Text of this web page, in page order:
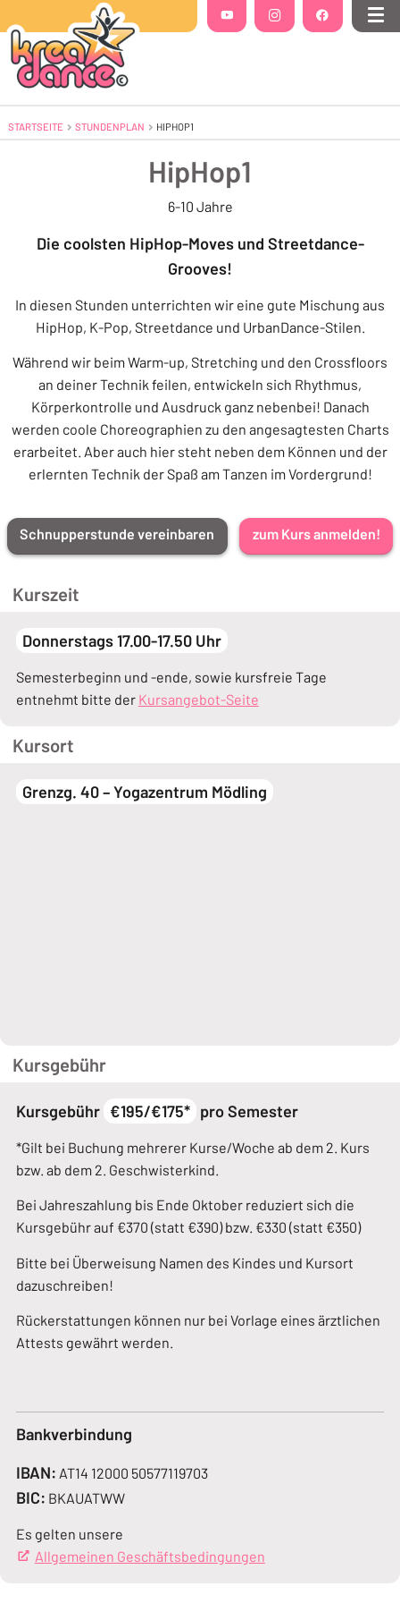
YouTube(Öffnet in einem neuen Tab oder
Instagram(Öffnet in einem neuen
Facebook(Öffnet in
STARTSEITE STUNDENPLAN AKTUELL: HIPHOP1
HIPHOP1
HipHop1
6-10 Jahre
Die coolsten HipHop-Moves und Streetdance-
Grooves!
In diesen Stunden unterrichten wir eine gute Mischung aus
HipHop, K-Pop, Streetdance und UrbanDance-Stilen.
Während wir beim Warm-up, Stretching und den Crossfloors
an deiner Technik feilen, entwickeln sich Rhythmus,
Körperkontrolle und Ausdruck ganz nebenbei! Danach
werden coole Choreographien zu den angesagtesten Charts
erarbeitet. Aber auch hier steht neben dem Können und der
erlernten Technik der Spaß am Tanzen im Vordergrund!
Schnupperstunde vereinbaren zum Kurs anmelden!
Kurszeit
Donnerstags 17.00-17.50 Uhr
Semesterbeginn und -ende, sowie kursfreie Tage
entnehmt bitte der Kursangebot-Seite
Kursort
Grenzg. 40 – Yogazentrum Mödling
Kursgebühr
Kursgebühr €195/€175* pro Semester
*Gilt bei Buchung mehrerer Kurse/Woche ab dem 2. Kurs
bzw. ab dem 2. Geschwisterkind.
Bei Jahreszahlung bis Ende Oktober reduziert sich die
Kursgebühr auf €370 (statt €390) bzw. €330 (statt €350)
Bitte bei Überweisung Namen des Kindes und Kursort
dazuschreiben!
Rückerstattungen können nur bei Vorlage eines ärztlichen
Attests gewährt werden.
Bankverbindung
IBAN: AT14 12000 50577119703
BIC: BKAUATWW
Es gelten unsere
Allgemeinen Geschäftsbedingungen